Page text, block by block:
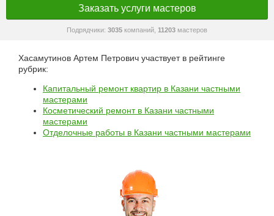
Заказать услуги мастеров
Подрядчики: 3035 компаний, 11203 мастеров
Хасамутинов Артем Петрович участвует в рейтинге
рубрик:
Капитальный ремонт квартир в Казани частными
мастерами
Косметический ремонт в Казани частными
мастерами
Отделочные работы в Казани частными мастерами